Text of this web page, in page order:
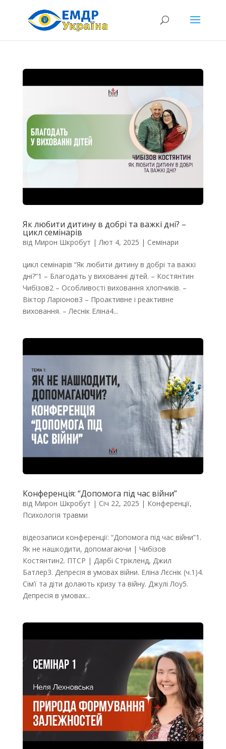
Як любити дитину в добрі та важкі дні? –
цикл семінарів
від Мирон Шкробут | Лют 4, 2025 | Семінари
цикл семінарів “Як любити дитину в добрі та важкі
дні?”1 – Благодать у вихованні дітей. – Костянтин
Чибізов2 – Особливості виховання хлопчиків. –
Віктор Ларіонов3 – Проактивне і реактивне
виховання. – Леснік Еліна4...
Конференція: “Допомога під час війни”
від Мирон Шкробут | Січ 22, 2025 | Конференції,
Психологія травми
відеозаписи конференції: “Допомога під час війни”1.
Як не нашкодити, допомагаючи | Чибізов
Костянтин2. ПТСР | Дарбі Стрікленд, Джил
Батлер3. Депресія в умовах війни. Еліна Лєснік (ч.1)4.
Сім’ї та діти долають кризу та війну. Джулі Лоу5.
Депресія в умовах...